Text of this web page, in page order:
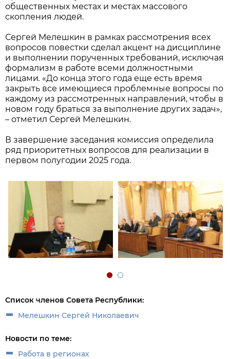
общественных местах и местах массового
скопления людей.
Сергей Мелешкин в рамках рассмотрения всех
вопросов повестки сделал акцент на дисциплине
и выполнении порученных требований, исключая
формализм в работе всеми должностными
лицами. «До конца этого года еще есть время
закрыть все имеющиеся проблемные вопросы по
каждому из рассмотренных направлений, чтобы в
новом году браться за выполнение других задач»,
– отметил Сергей Мелешкин.
В завершение заседания комиссия определила
ряд приоритетных вопросов для реализации в
первом полугодии 2025 года.
Список членов Совета Республики:
Мелешкин Сергей Николаевич
Новости по теме:
Работа в регионах